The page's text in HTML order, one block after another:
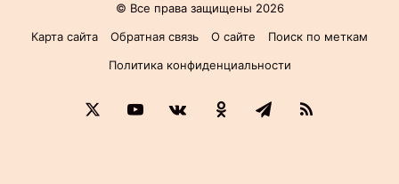
© Все права защищены 2026
Карта сайта
Обратная связь О сайте
Поиск по меткам
Политика конфиденциальности
YouTubevk.comОдноклассники
Telegram
RSS